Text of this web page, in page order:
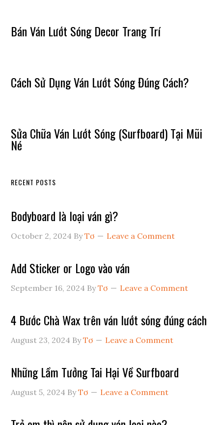
Bán Ván Lướt Sóng Decor Trang Trí
Cách Sử Dụng Ván Lướt Sóng Đúng Cách?
Sửa Chữa Ván Lướt Sóng (Surfboard) Tại Mũi
Né
RECENT POSTS
Bodyboard là loại ván gì?
October 2, 2024 ByTơ Leave a Comment
Add Sticker or Logo vào ván
September 16, 2024 ByTơ Leave a Comment
4 Bước Chà Wax trên ván lướt sóng đúng cách
August 23, 2024 ByTơ Leave a Comment
Những Lầm Tưởng Tai Hại Về Surfboard
August 5, 2024 ByTơ Leave a Comment